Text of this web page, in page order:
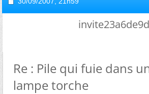
invite23a6de9d
Re : Pile qui fuie dans
lampe torche